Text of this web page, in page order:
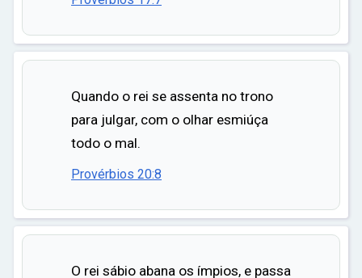
Quando o rei se assenta no trono
para julgar, com o olhar esmiúça
todo o mal.
Provérbios 20:8
O rei sábio abana os ímpios, e passa